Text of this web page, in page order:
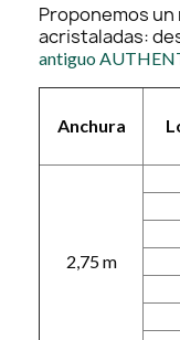
Proponemos
acristaladas:
antiguo
Anchura
2,75 m